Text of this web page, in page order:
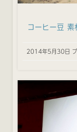
コーヒー豆
2014年5月30日